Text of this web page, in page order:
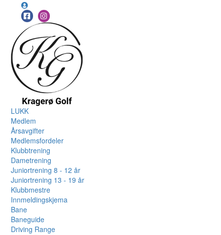
LUKK
Medlem
Årsavgifter
Medlemsfordeler
Klubbtrening
Dametrening
Juniortrening 8 - 12 år
Juniortrening 13 - 19 år
Klubbmestre
Innmeldingskjema
Bane
Baneguide
Driving Range